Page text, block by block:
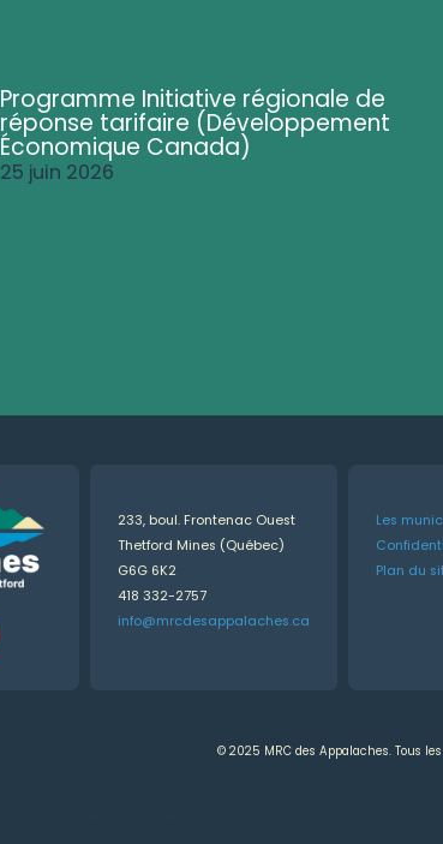
Programme Initiative régionale de
réponse tarifaire (Développement
Économique Canada)
25 juin 2026
233, boul. Frontenac Ouest
Thetford Mines (Québec)
G6G 6K2
418 332-2757
info@mrcdesappalaches.ca
Les
Plan du
© 2025 MRC des Appalaches. Tous